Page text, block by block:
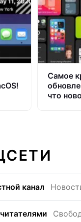
Самое
что
канал